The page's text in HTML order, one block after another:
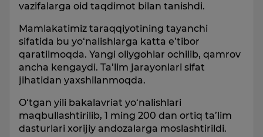
vazifalarga oid taqdimot bilan tanishdi.
Mamlakatimiz taraqqiyotining tayanchi
sifatida bu yo‘nalishlarga katta e’tibor
qaratilmoqda. Yangi oliygohlar ochilib, qamrov
ancha kengaydi. Ta’lim jarayonlari sifat
jihatidan yaxshilanmoqda.
O‘tgan yili bakalavriat yo‘nalishlari
maqbullashtirilib, 1 ming 200 dan ortiq ta’lim
dasturlari xorijiy andozalarga moslashtirildi.